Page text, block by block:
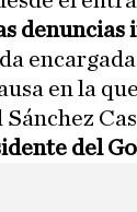
denuncias
en la
del